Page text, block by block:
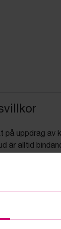
på uppdrag av
är alltid